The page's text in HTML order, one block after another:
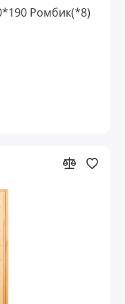
Ромбик(*8)